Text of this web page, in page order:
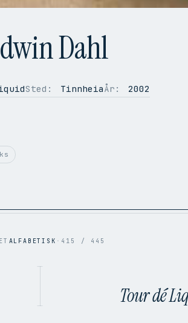
Dahl
Sted: TinnheiaÅr: 2002
ALFABETISK · 415 / 445
Tour dé